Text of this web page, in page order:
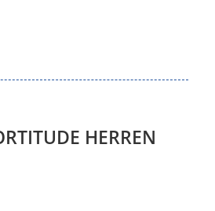
HERREN